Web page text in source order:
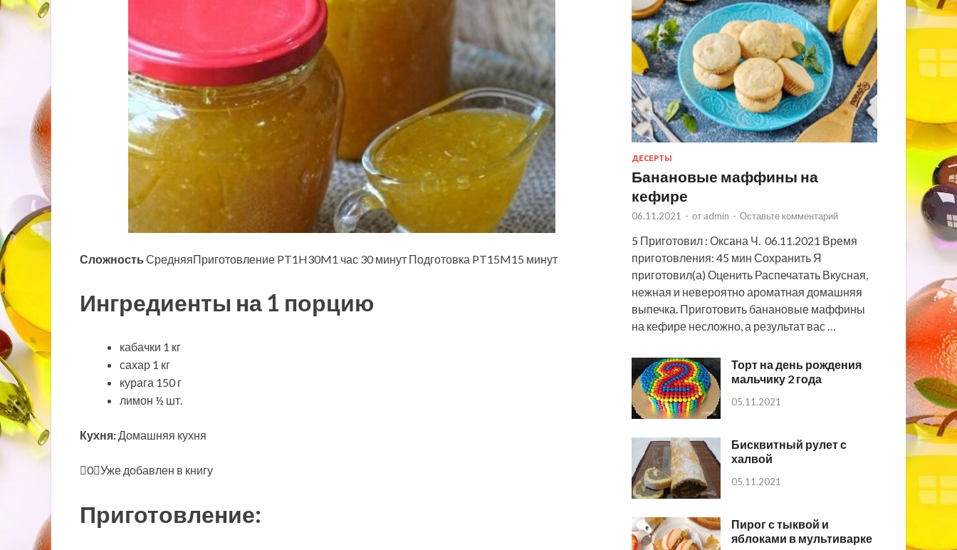
Сложность СредняяПриготовление PT1H30M1 час 30 минут Подготовка PT15M15 минут
Ингредиенты на 1 порцию
кабачки 1 кг
сахар 1 кг
курага 150 г
лимон ½ шт.
Кухня:Домашняя кухня
0 Уже добавлен в книгу
Приготовление:
ДЕСЕРТЫ
Банановые маффины на
кефире
06.11.2021 - от admin - Оставьте комментарий
5 Приготовил : Оксана Ч. 06.11.2021 Время
приготовления: 45 мин Сохранить Я
приготовил(а) Оценить Распечатать Вкусная,
нежная и невероятно ароматная домашняя
выпечка. Приготовить банановые маффины
на кефире несложно, а результат вас …
Торт на день рождения
мальчику 2 года
05.11.2021
Бисквитный рулет с
халвой
05.11.2021
Пирог с тыквой и
яблоками в мультиварке